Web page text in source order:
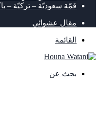
قمّة سعوديّة – تركيّة –
مقال عشوائي
القائمة
بحث عن